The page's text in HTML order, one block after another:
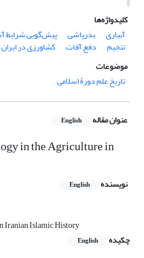
کلیدواژه‌ها
آبیاری
بذرپاشی پیش‌گویی شرایط
تنجیم دفع آفات
کشاورزی در
موضوعات
تاریخ علم دورۀ اسلامی
عنوان مقاله English
in the Agriculture in
نویسنده English
Iranian Islamic History
چکیده
English